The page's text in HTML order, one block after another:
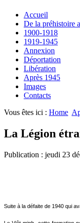
Accueil
De la préhistoire
1900-1918
1919-1945
Annexion
Déportation
Libération
Après 1945
Images
Contacts
Vous êtes ici : Home
La Légion
Publication : jeudi 23
Suite à la défaite de 1940 qui